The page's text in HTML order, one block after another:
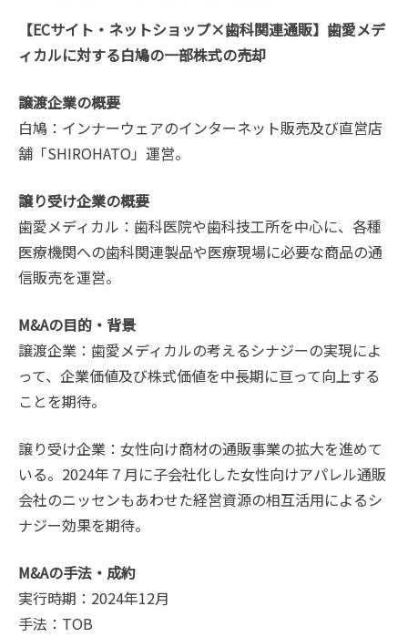
【ECサイト・ネットショップ×歯科関連通販】歯愛メデ
ィカルに対する白鳩の一部株式の売却
譲渡企業の概要
白鳩：インナーウェアのインターネット販売及び直営店
舗「SHIROHATO」運営。
譲り受け企業の概要
歯愛メディカル：歯科医院や歯科技工所を中心に、各種
医療機関への歯科関連製品や医療現場に必要な商品の通
信販売を運営。
M&Aの目的・背景
譲渡企業：歯愛メディカルの考えるシナジーの実現によ
って、企業価値及び株式価値を中長期に亘って向上する
ことを期待。
譲り受け企業：女性向け商材の通販事業の拡大を進めて
いる。2024年７月に子会社化した女性向けアパレル通販
会社のニッセンもあわせた経営資源の相互活用によるシ
ナジー効果を期待。
M&Aの手法・成約
実行時期：2024年12月
手法：TOB